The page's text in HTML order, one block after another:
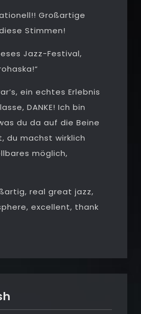
Großartige
Stimmen!
Jazz-Festival,
ein echtes Erlebnis
DANKE! Ich bin
du da auf die Beine
du machst wirklich
möglich,
real great jazz,
excellent, thank